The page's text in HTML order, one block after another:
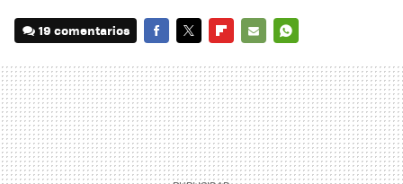
19 comentarios
MAIL